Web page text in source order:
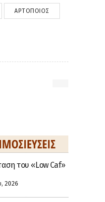
ΑΡΤΟΠΟΙΌΣ
του «Low Caf»
2026